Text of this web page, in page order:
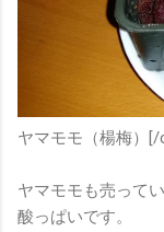
ヤマモモ（楊梅）[/
ヤマモモも売って
酸っぱいです。